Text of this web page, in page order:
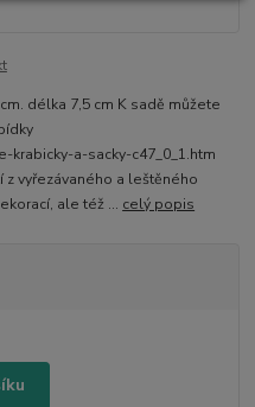
délka 7,5 cm K sadě můžete
krabicky-a-sacky-c47_0_1.htm
vyřezávaného a leštěného
ale též ... celý popis